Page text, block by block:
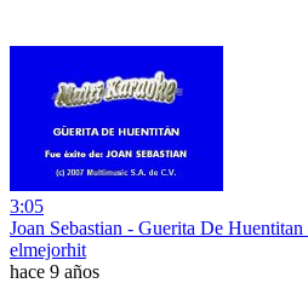
3:05
Joan Sebastian - Guerita De
elmejorhit
hace 9 años